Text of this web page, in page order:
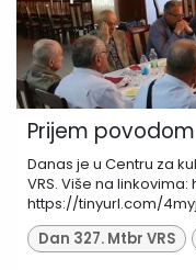
Prijem
Danas je u Centru za
VRS. Više na
https://tinyurl.com/
Dan 327. Mtbr VRS